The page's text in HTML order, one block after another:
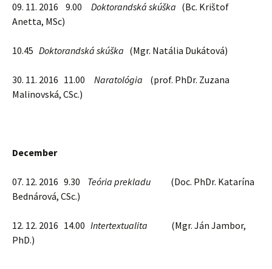
09. 11. 2016 9.00 Doktorandská skúška (Bc. Krištof
Anetta, MSc)
10.45 Doktorandská skúška (Mgr. Natália Dukátová)
30. 11. 2016 11.00 Naratológia (prof. PhDr. Zuzana
Malinovská, CSc.)
December
07. 12. 2016 9.30 Teória prekladu (Doc. PhDr. Katarína
Bednárová, CSc.)
12. 12. 2016 14.00 Intertextualita (Mgr. Ján Jambor,
PhD.)